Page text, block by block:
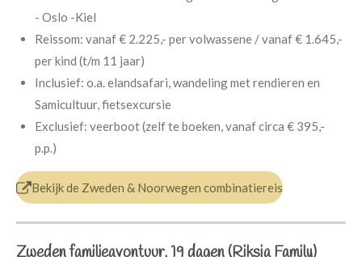
- Oslo -Kiel
Reissom: vanaf € 2.225,- per volwassene /vanaf € 1.645,-
per kind (t/m 11 jaar)
Inclusief: o.a. elandsafari, wandeling met rendieren en
Samicultuur, fietsexcursie
Exclusief: veerboot (zelf te boeken, vanaf circa € 395,-
p.p.)
Bekijk de Zweden & Noorwegen combinatiereis
Zweden familieavontuur, 19 dagen (Riksja Family)